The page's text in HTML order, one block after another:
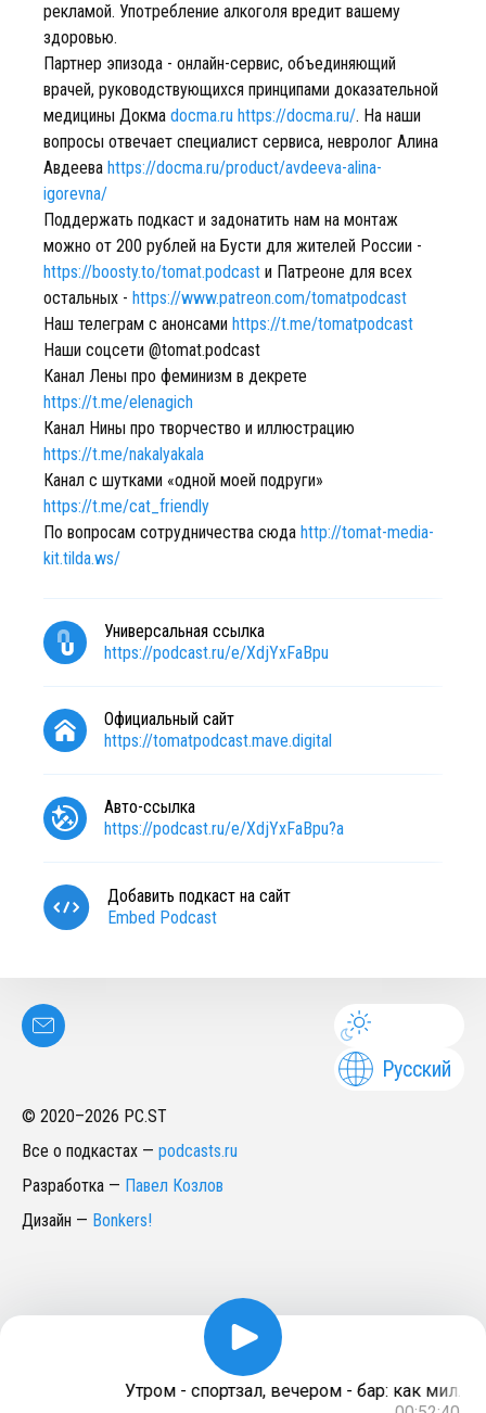
рекламой. Употребление алкоголя вредит вашему
здоровью.
Партнер эпизода - онлайн-сервис, объединяющий
врачей, руководствующихся принципами доказательной
медицины Докма docma.ru https://docma.ru/. На наши
вопросы отвечает специалист сервиса, невролог Алина
Авдеева https://docma.ru/product/avdeeva-alina-
igorevna/
Поддержать подкаст и задонатить нам на монтаж
можно от 200 рублей на Бусти для жителей России -
https://boosty.to/tomat.podcast и Патреоне для всех
остальных - https://www.patreon.com/tomatpodcast
Наш телеграм с анонсами https://t.me/tomatpodcast
Наши соцсети @tomat.podcast
Канал Лены про феминизм в декрете
https://t.me/elenagich
Канал Нины про творчество и иллюстрацию
https://t.me/nakalyakala
Канал с шутками «одной моей подруги»
https://t.me/cat_friendly
По вопросам сотрудничества сюда http://tomat-media-
kit.tilda.ws/
Универсальная ссылка
https://podcast.ru/e/XdjYxFaBpu
Официальный сайт
https://tomatpodcast.mave.digital
Авто-ссылка
https://podcast.ru/e/XdjYxFaBpu?a
Добавить подкаст на сайт
Embed Podcast
Русский
© 2020–2026 PC.ST
Все о подкастах — podcasts.ru
Разработка — Павел Козлов
Дизайн — Bonkers!
Утром - спортзал, вечером - бар: как